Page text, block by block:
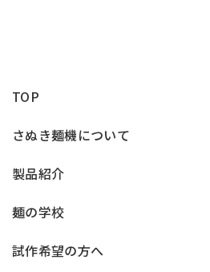
TOP
さぬき麺機について
製品紹介
麺の学校
試作希望の方へ